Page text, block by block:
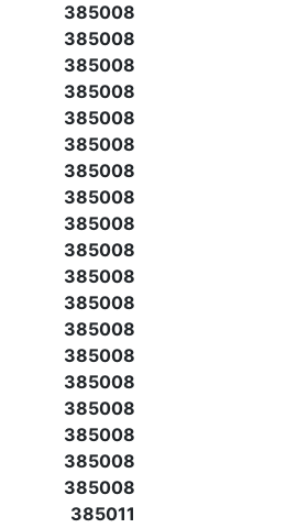
385008
385008
385008
385008
385008
385008
385008
385008
385008
385008
385008
385008
385008
385008
385008
385008
385008
385008
385008
385011